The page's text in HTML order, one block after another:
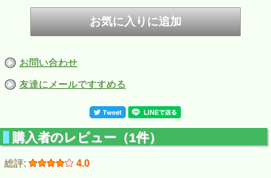
お問い合わせ
友達にメールですすめる
購入者のレビュー（1件）
総評: 4.0